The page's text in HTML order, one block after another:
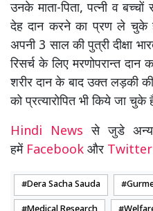
उनके माता-पिता, पत्नी व
देह दान करने का प्रण ले चुके
अपनी 3 साल की पुत्री दीक्षा
रिसर्च के लिए मरणोपरान्त
शरीर दान के बाद उक्त लड़की
को प्रत्यारोपित भी किये जा चुके
Hindi Newsसे जुडे अन्य
हमें Facebook और Twitter
Dera Sacha Sauda